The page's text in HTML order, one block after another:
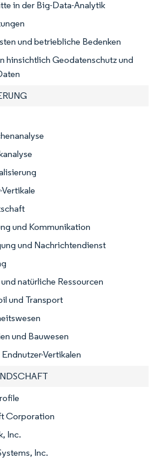
in der Big-Data-Analytik
und betriebliche Bedenken
hinsichtlich Geodatenschutz und
und Kommunikation
und Nachrichtendienst
natürliche Ressourcen
und Transport
und Bauwesen
Vertikalen
Corporation
Inc.
Inc.